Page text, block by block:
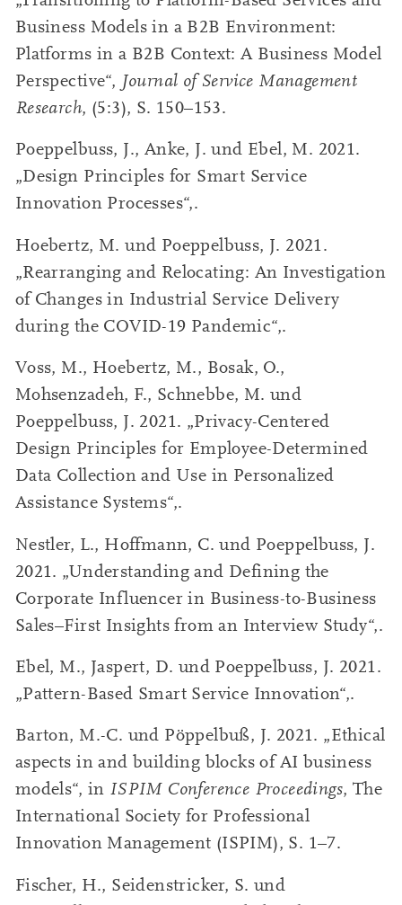
Business Models in a B2B Environment:
Platforms in a B2B Context: A Business Model
Perspective“, Journal of Service Management
Research, (5:3), S. 150–153.
Poeppelbuss, J., Anke, J. und Ebel, M. 2021.
„Design Principles for Smart Service
Innovation Processes“,.
Hoebertz, M. und Poeppelbuss, J. 2021.
„Rearranging and Relocating: An Investigation
of Changes in Industrial Service Delivery
during the COVID-19 Pandemic“,.
Voss, M., Hoebertz, M., Bosak, O.,
Mohsenzadeh, F., Schnebbe, M. und
Poeppelbuss, J. 2021. „Privacy-Centered
Design Principles for Employee-Determined
Data Collection and Use in Personalized
Assistance Systems“,.
Nestler, L., Hoffmann, C. und Poeppelbuss, J.
2021. „Understanding and Defining the
Corporate Influencer in Business-to-Business
Sales–First Insights from an Interview Study“,.
Ebel, M., Jaspert, D. und Poeppelbuss, J. 2021.
„Pattern-Based Smart Service Innovation“,.
Barton, M.-C. und Pöppelbuß, J. 2021. „Ethical
aspects in and building blocks of AI business
models“, in ISPIM Conference Proceedings, The
International Society for Professional
Innovation Management (ISPIM), S. 1–7.
Fischer, H., Seidenstricker, S. und